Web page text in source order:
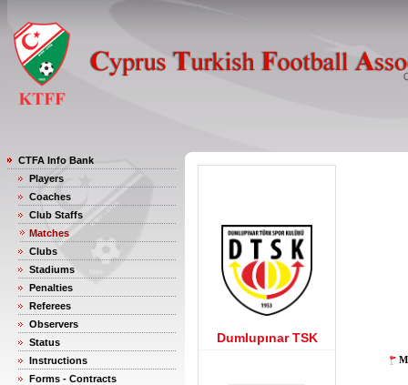
CTFA Info Bank
Players
Coaches
Club Staffs
Matches
Clubs
Stadiums
Penalties
Referees
Observers
Status
Instructions
Forms - Contracts
Dumlupınar TSK